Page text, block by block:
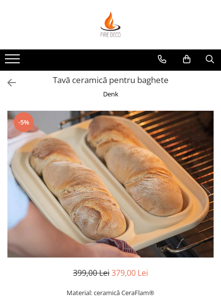
Vetre de foc
Grătare, plite și accesorii
Șeminee de exterior
Accesorii grătare și vetre de foc
Accesorii șemineu și decorațiuni
interior
Vase pentru gătit
Tavă ceramică pentru baghete
Denk
-5%
399,00 Lei379,00 Lei
Material: ceramică CeraFlam®